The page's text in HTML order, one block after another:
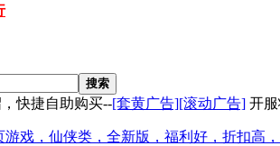
搜索
快捷自助购买--[套黄广告][滚动广告] 开
游戏，仙侠类，全新版，福利好，折扣高